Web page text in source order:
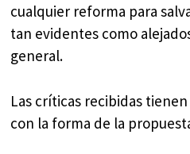
cualquier reforma para
tan evidentes como
general.
Las críticas recibidas
con la forma de la